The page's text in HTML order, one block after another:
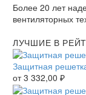
Более 20 лет
вентиляторных
ЛУЧШИЕ В
Защитная
от3 332,00 ₽